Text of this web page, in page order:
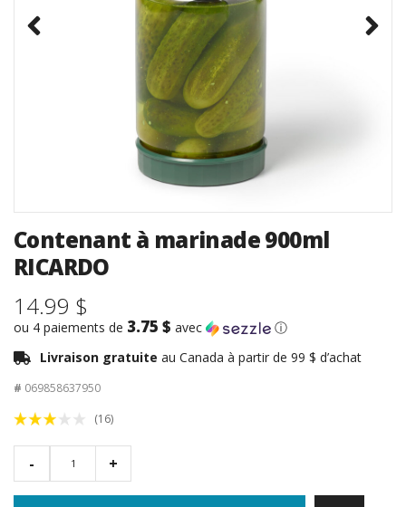
Contenant à marinade 900ml
RICARDO
14.99 $
ou 4 paiements de 3.75 $ avec
ⓘ
Livraison gratuite au Canada à partir de 99 $ d’achat
# 069858637950
(16)
- +